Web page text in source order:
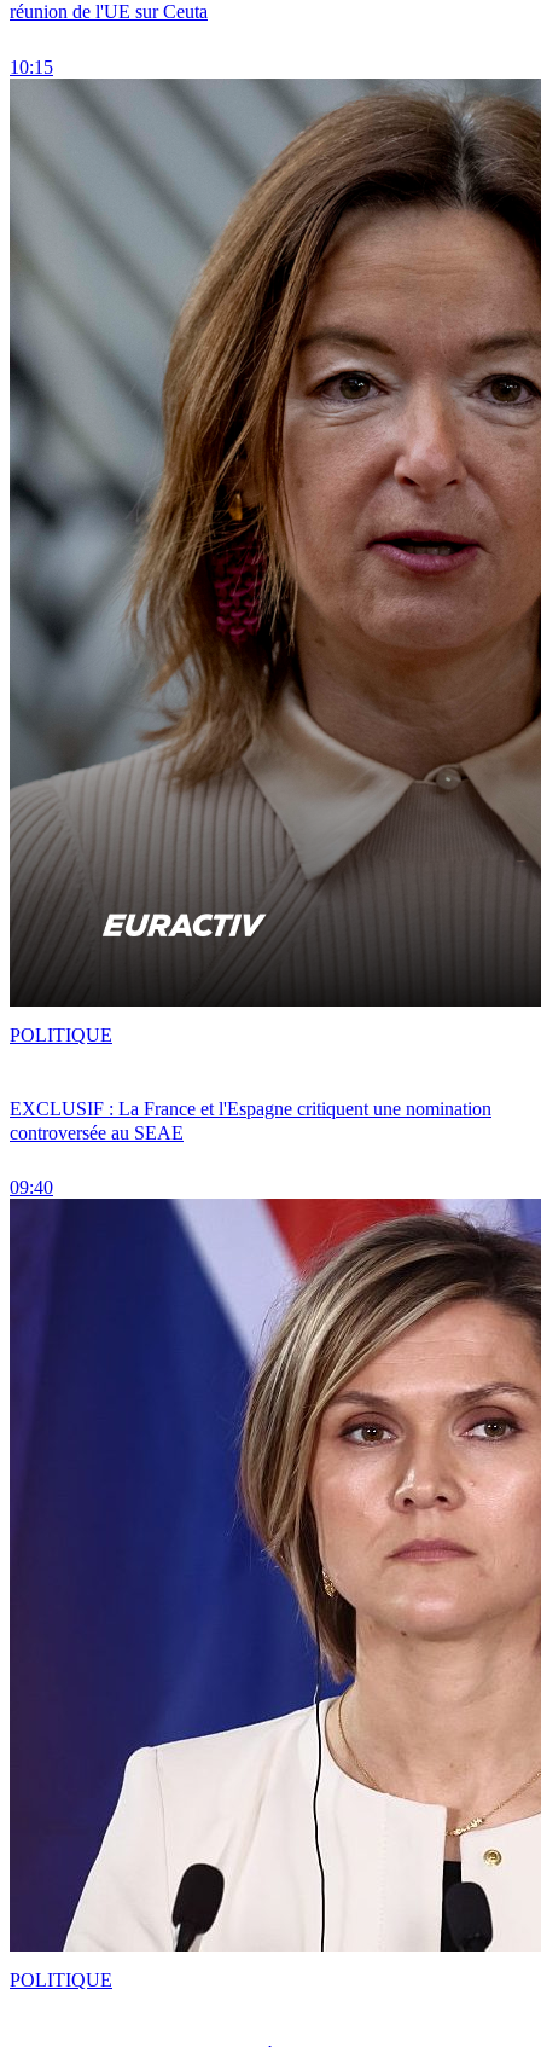
réunion de l'UE sur Ceuta
10:15
EXCLUSIF : La France et l'Espagne critiquent une nomination
controversée au SEAE
09:40
POLITIQUE
POLITIQUE